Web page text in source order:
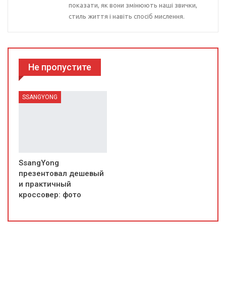
показати, як вони змінюють наші звички,
стиль життя і навіть спосіб мислення.
Не пропустите
SSANGYONG
SsangYong
презентовал дешевый
и практичный
кроссовер: фото